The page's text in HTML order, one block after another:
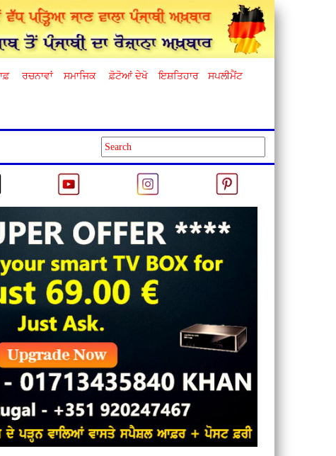
ਰਚਨਾਵਾਂ ਸਮਾਜਿਕ ਫ਼ੋਟੋਆਂ ਦੇਖੋ ਇਸ਼ਤਿਹਾਰ ਸਪਲੀਮੈਂਟ